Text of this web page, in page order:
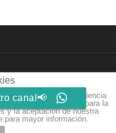
commons.
tenga la mejor experiencia
su consentimiento para la
y la aceptación de nuestra
para mayor información.
canal📢